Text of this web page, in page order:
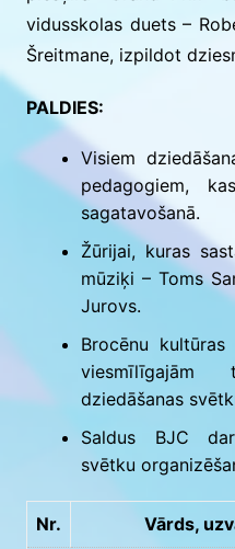
vidusskolas duets –
Šreitmane, izpildot
PALDIES:
Visiem
pedagogiem,
sagatavošanā.
Žūrijai, kuras
mūziķi – Toms
Jurovs.
Brocēnu
dziedāšanas
Saldus BJC
svētku
Nr. Vārds,